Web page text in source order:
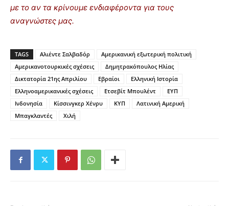
με το αν τα κρίνουμε ενδιαφέροντα για τους
αναγνώστες μας.
TAGS Αλιέντε Σαλβαδόρ
Αμερικανική εξωτερική πολιτική
Αμερικανοτουρκικές σχέσεις
Δημητρακόπουλος Ηλίας
Δικτατορία 21ης Απριλίου
Εβραίοι
Ελληνική Ιστορία
Ελληνοαμερικανικές σχέσεις
Ετσεβίτ Μπουλέντ
ΕΥΠ
Ινδονησία
Κίσσινγκερ Χένρυ ΚΥΠ
Λατινική Αμερική
Μπαγκλαντές
Χιλή